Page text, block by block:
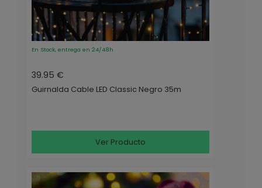
En Stock, entrega en 24/48h
39.95 €
Guirnalda Cable LED Classic Negro 35m
Ver Producto